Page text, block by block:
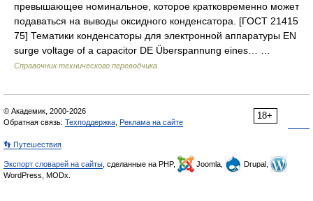
превышающее номинальное, которое кратковременно может
подаваться на выводы оксидного конденсатора. [ГОСТ 21415
75] Тематики конденсаторы для электронной аппаратуры EN
surge voltage of a capacitor DE Überspannung eines… …
Справочник технического переводчика
18+
© Академик, 2000-2026
Обратная связь: Техподдержка Реклама на сайте
👣 Путешествия
Экспорт словарей на сайты , сделанные на PHP, Joomla,
Drupal,
WordPress, MODx.